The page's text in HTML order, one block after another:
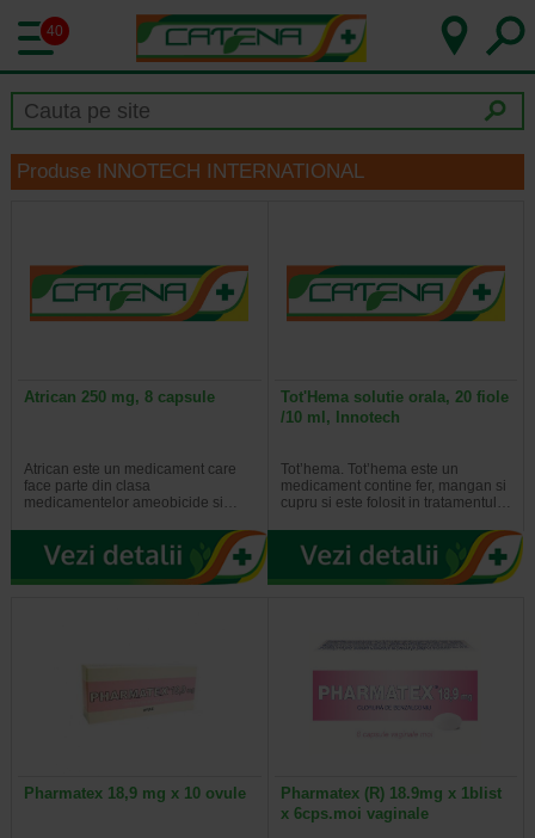
40
Produse INNOTECH INTERNATIONAL
Atrican 250 mg, 8 capsule
Atrican este un medicament care
face parte din clasa
medicamentelor ameobicide si…
Tot'Hema solutie orala, 20 fiole
/10 ml, Innotech
Tot’hema. Tot’hema este un
medicament contine fer, mangan si
cupru si este folosit in tratamentul…
Pharmatex 18,9 mg x 10 ovule
Pharmatex (R) 18.9mg x 1blist
x 6cps.moi vaginale